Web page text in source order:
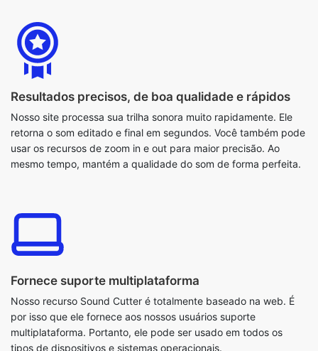
Resultados precisos, de boa qualidade e rápidos
Nosso site processa sua trilha sonora muito rapidamente. Ele
retorna o som editado e final em segundos. Você também pode
mesmo tempo, mantém a qualidade do som de forma perfeita.
Fornece suporte multiplataforma
Nosso recurso Sound Cutter é totalmente baseado na web. É
por isso que ele fornece aos nossos usuários suporte
tipos de dispositivos e sistemas operacionais.